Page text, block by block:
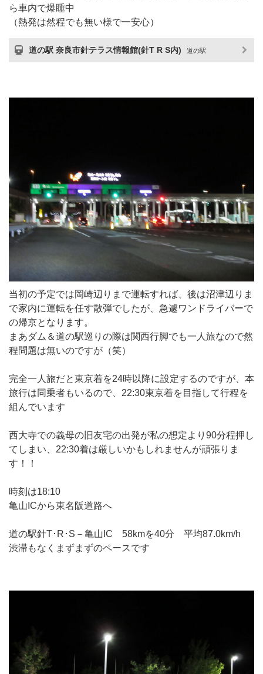
ら車内で爆睡中
（熱発は然程でも無い様で一安心）
道の駅 奈良市針テラス情報館(針T R S内) 道の駅
当初の予定では岡崎辺りまで運転すれば、後は沼津辺りま
で家内に運転を任す散弾でしたが、急遽ワンドライバーで
の帰京となります。
まあダム＆道の駅巡りの際は関西行脚でも一人旅なので然
程問題は無いのですが（笑）
完全一人旅だと東京着を24時以降に設定するのですが、本
旅行は同乗者もいるので、22:30東京着を目指して行程を
組んでいます
西大寺での義母の旧友宅の出発が私の想定より90分程押し
てしまい、22:30着は厳しいかもしれませんが頑張りま
す！！
時刻は18:10
亀山ICから東名阪道路へ
道の駅針T･R･S－亀山IC 58kmを40分 平均87.0km/h
渋滞もなくまずまずのペースです